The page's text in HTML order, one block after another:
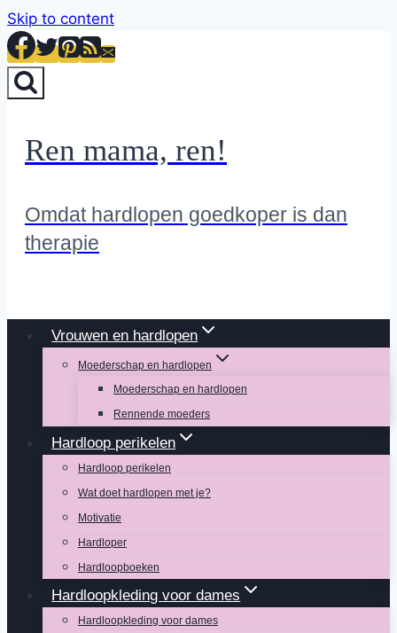
Skip to content
Ren mama, ren!
Omdat hardlopen goedkoper is dan
therapie
Vrouwen en hardlopen
Moederschap en hardlopen
Moederschap en hardlopen
Rennende moeders
Hardloop perikelen
Hardloop perikelen
Wat doet hardlopen met je?
Motivatie
Hardloper
Hardloopboeken
Hardloopkleding voor dames
Hardloopkleding voor dames